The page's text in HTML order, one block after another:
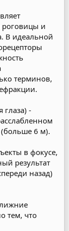
и
В идеальной
терминов,
-
(больше 6 м).
в фокусе,
результат
назад)
тем, что